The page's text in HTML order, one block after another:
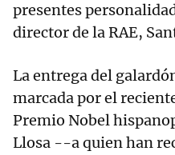
presentes
director de la RAE,
La entrega del
marcada por el
Premio Nobel
Llosa --a quien han